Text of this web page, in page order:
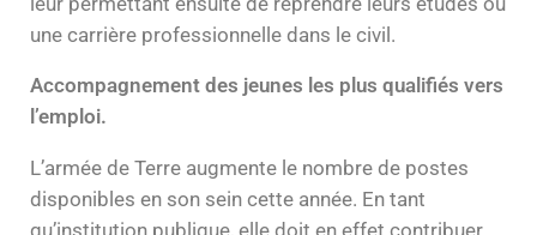
une carrière professionnelle dans le civil.
Accompagnement des jeunes les plus qualifiés vers
l’emploi.
L’armée de Terre augmente le nombre de postes
disponibles en son sein cette année. En tant